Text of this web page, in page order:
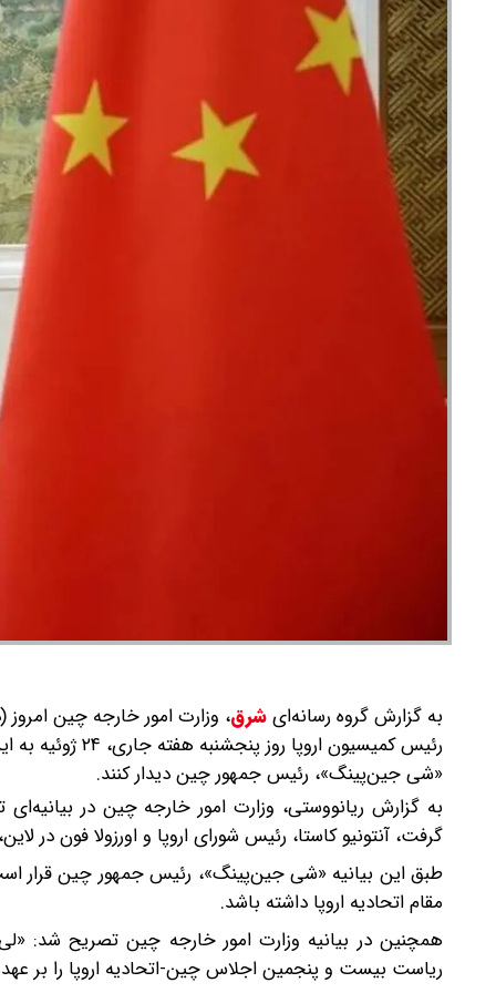
به گزارش گروه رسانه‌ایشرق، وزارت امور خارجه چین امروز
رئیس کمیسیون
«شی جین‌پینگ»، رئیس جمهور چین دیدار کنند.
به گزارش ریانووستی، وزارت امور خارجه چین در
گرفت، آنتونیو کاستا، رئیس شورای اروپا و اورزولا فون در لاین، رئیس کمیسیون
مقام اتحادیه اروپا داشته باشد.
ریاست بیست و پنجمین اجلاس چین-اتحادیه اروپا را بر